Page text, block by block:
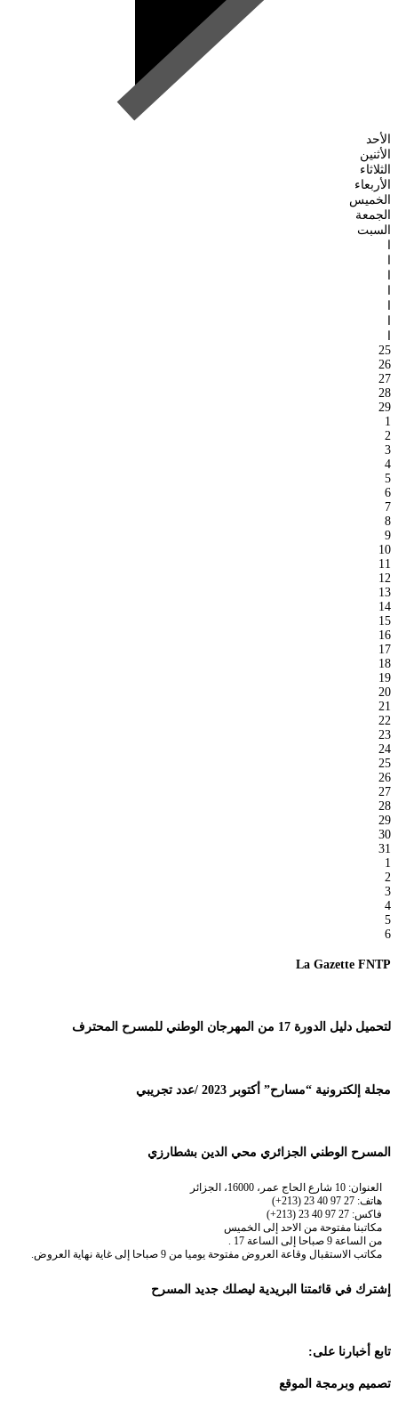
الأحد
الأثنين
الثلاثاء
الأربعاء
الخميس
الجمعة
السبت
ا
ا
ا
ا
ا
ا
ا
25
26
27
28
29
1
2
3
4
5
6
7
8
9
10
11
12
13
14
15
16
17
18
19
20
21
22
23
24
25
26
27
28
29
30
31
1
2
3
4
5
6
La Gazette FNTP
لتحميل دليل الدورة 17 من المهرجان الوطني للمسرح المحترف
مجلة إلكترونية “مسارح” أكتوبر 2023 /عدد تجريبي
المسرح الوطني الجزائري محي الدين بشطارزي
العنوان: 10 شارع الحاج عمر، 16000، الجزائر
هاتف: 27 97 40 23 (213+)
فاكس: 27 97 40 23 (213+)
مكاتبنا مفتوحة من الاحد إلى الخميس
من الساعة 9 صباحا إلى الساعة 17 .
مكاتب الاستقبال وقاعة العروض مفتوحة يوميا من 9 صباحا إلى غاية نهاية العروض.
إشترك في قائمتنا البريدية ليصلك جديد المسرح
تابع أخبارنا على:
تصميم وبرمجة الموقع